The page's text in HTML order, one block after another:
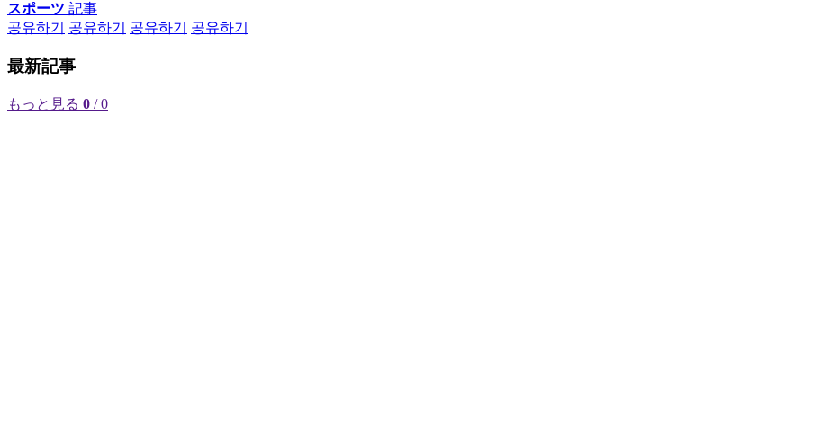
スポーツ 記事
공유하기
공유하기 공유하기 공유하기
最新記事
もっと見る 0 / 0